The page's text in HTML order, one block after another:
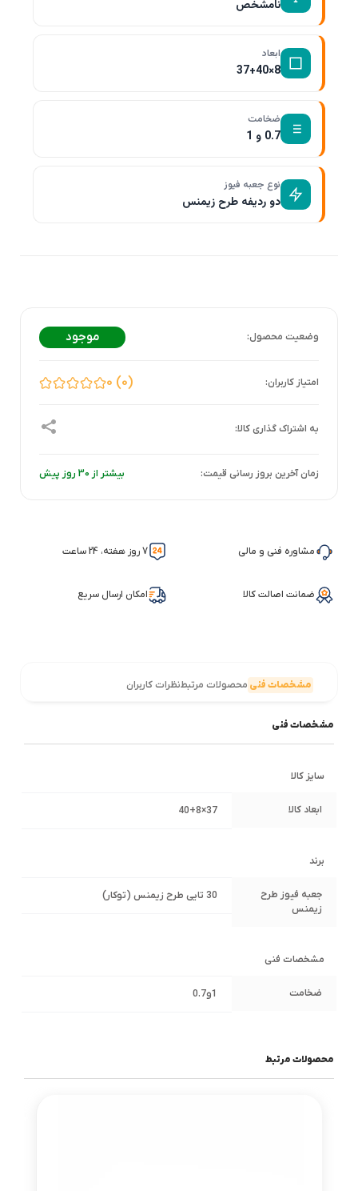
نامشخص
ابعاد
8×37+40
ضخامت
0.7 و 1
نوع جعبه فیوز
دو ردیفه طرح زیمنس
موجود
0 0
زمان آخرین بروز رسانی قیمت: بیشتر از 30 روز پیش
مشاوره فنی و مالی 7 روز هفته، 24 ساعت
ضمانت اصالت کالا امکان ارسال سریع
مشخصات فنی محصولات مرتبطنظرات کاربران
مشخصات فنی
سایز کالا
ابعاد کالا 37×40+8
برند
جعبه فیوز طرح
زیمنس
30 تایی طرح زیمنس (توکار)
مشخصات فنی
ضخامت 1و0.7
محصولات مرتبط